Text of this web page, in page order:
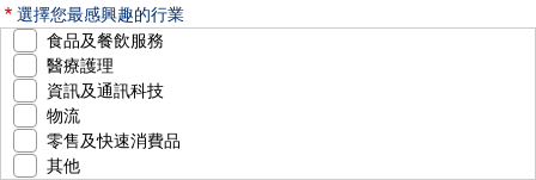
選擇您最感興趣的行業
食品及餐飲服務
醫療護理
資訊及通訊科技
物流
零售及快速消費品
其他